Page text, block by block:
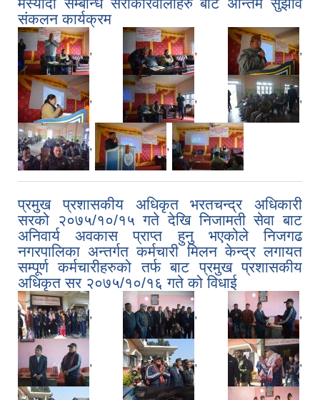
मस्यौदा सम्बन्धि सरोकारवालाहरु बाट अन्तिम सुझाव
संकलन कार्यक्रम
, , ,
, , ,
, ,
प्रमुख प्रशासकीय अधिकृत भरतचन्द्र अधिकारी
सरको २०७५/१०/१५ गते देखि निजामती सेवा बाट
अनिवार्य अवकास प्राप्त हुनु भएकोले निजगढ
नगरपालिका अन्तर्गत कर्मचारी मिलन केन्द्र लगायत
सम्पूर्ण कर्मचारीहरुको तर्फ बाट प्रमुख प्रशासकीय
अधिकृत सर २०७५/१०/१६ गते को विधाई
, , ,
, , ,